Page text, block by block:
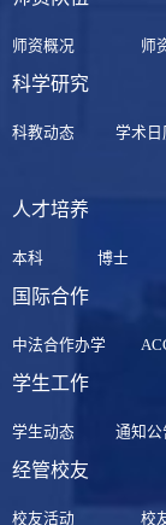
师资概况 师
科学研究
科教动态 学术日
人才培养
本科 博士
国际合作
中法合作办学
学生工作
学生动态 通知公
经管校友
校友活动 校